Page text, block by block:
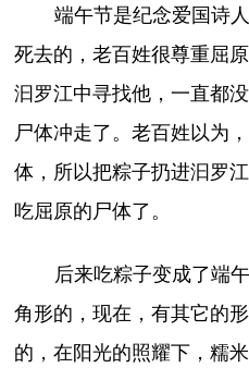
端午节是纪念爱国诗
死去的，老百姓很尊重屈
汩罗江中寻找他，一直都
尸体冲走了。老百姓以为
体，所以把粽子扔进汩罗
吃屈原的尸体了。
后来吃粽子变成了端
角形的，现在，有其它的
的，在阳光的照耀下，糯